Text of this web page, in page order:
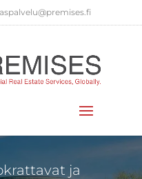
ja